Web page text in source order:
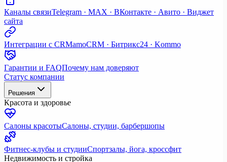
Каналы связиTelegram · MAX · ВКонтакте · Авито · Виджет
сайта
Интеграции с CRMamoCRM · Битрикс24 · Kommo
Гарантии и FAQПочему нам доверяют
Статус компании
Решения
Красота и здоровье
Салоны красотыСалоны, студии, барбершопы
Фитнес-клубы и студииСпортзалы, йога, кроссфит
Недвижимость и стройка